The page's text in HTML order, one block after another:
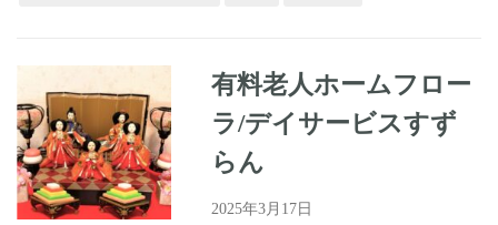
有料老人ホームフロー
ラ/デイサービスすず
らん
2025年3月17日